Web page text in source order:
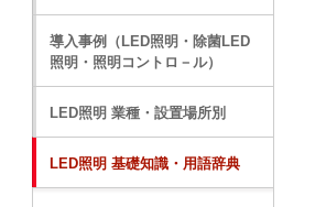
導入事例（LED照明・除菌LED
照明・照明コントロ－ル）
LED照明 業種・設置場所別
LED照明 基礎知識・用語辞典